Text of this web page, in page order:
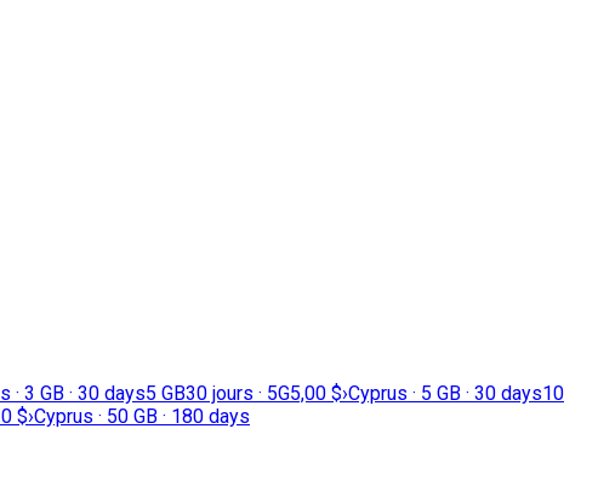
· 3 GB · 30 days5 GB30 jours · 5G5,00 $›Cyprus · 5 GB · 30 days10
$›Cyprus · 50 GB · 180 days